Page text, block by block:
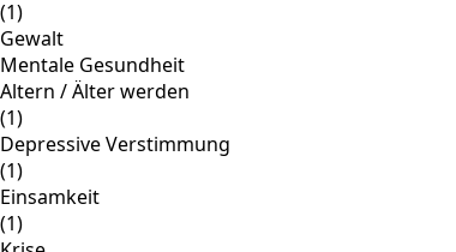
(1)
Gewalt
Mentale Gesundheit
Altern / Älter werden
(1)
Depressive Verstimmung
(1)
Einsamkeit
(1)